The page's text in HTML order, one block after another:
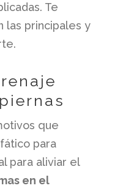
Te
las principales y
que
para
para aliviar el
en el